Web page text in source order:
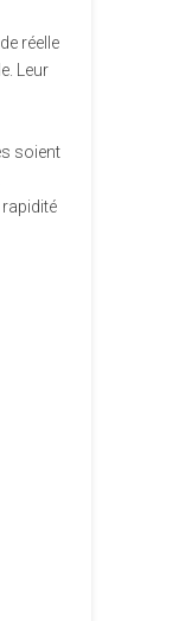
réelle
Leur
soient